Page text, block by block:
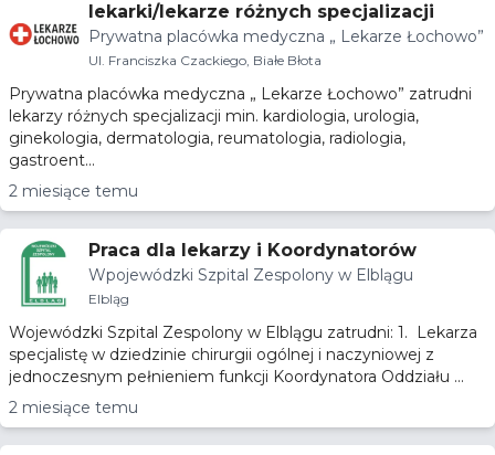
lekarki/lekarze różnych specjalizacji
Prywatna placówka medyczna „ Lekarze Łochowo”
Ul. Franciszka Czackiego, Białe Błota
Prywatna placówka medyczna „ Lekarze Łochowo” zatrudni
lekarzy różnych specjalizacji min. kardiologia, urologia,
ginekologia, dermatologia, reumatologia, radiologia,
gastroent...
2 miesiące temu
Praca dla lekarzy i Koordynatorów
Wpojewódzki Szpital Zespolony w Elblągu
Elbląg
Wojewódzki Szpital Zespolony w Elblągu zatrudni: 1. Lekarza
specjalistę w dziedzinie chirurgii ogólnej i naczyniowej z
jednoczesnym pełnieniem funkcji Koordynatora Oddziału ...
2 miesiące temu